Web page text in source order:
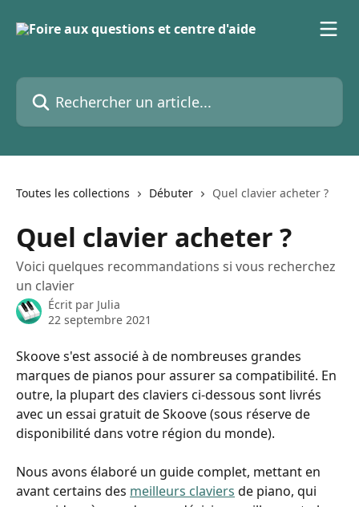
Rechercher un article...
Toutes les collections Débuter Quel clavier acheter ?
Quel clavier acheter ?
Voici quelques recommandations si vous recherchez
un clavier
Écrit par Julia
22 septembre 2021
Skoove s'est associé à de nombreuses grandes
marques de pianos pour assurer sa compatibilité. En
outre, la plupart des claviers ci-dessous sont livrés
avec un essai gratuit de Skoove (sous réserve de
disponibilité dans votre région du monde).
Nous avons élaboré un guide complet, mettant en
avant certains des meilleurs claviers de piano, qui